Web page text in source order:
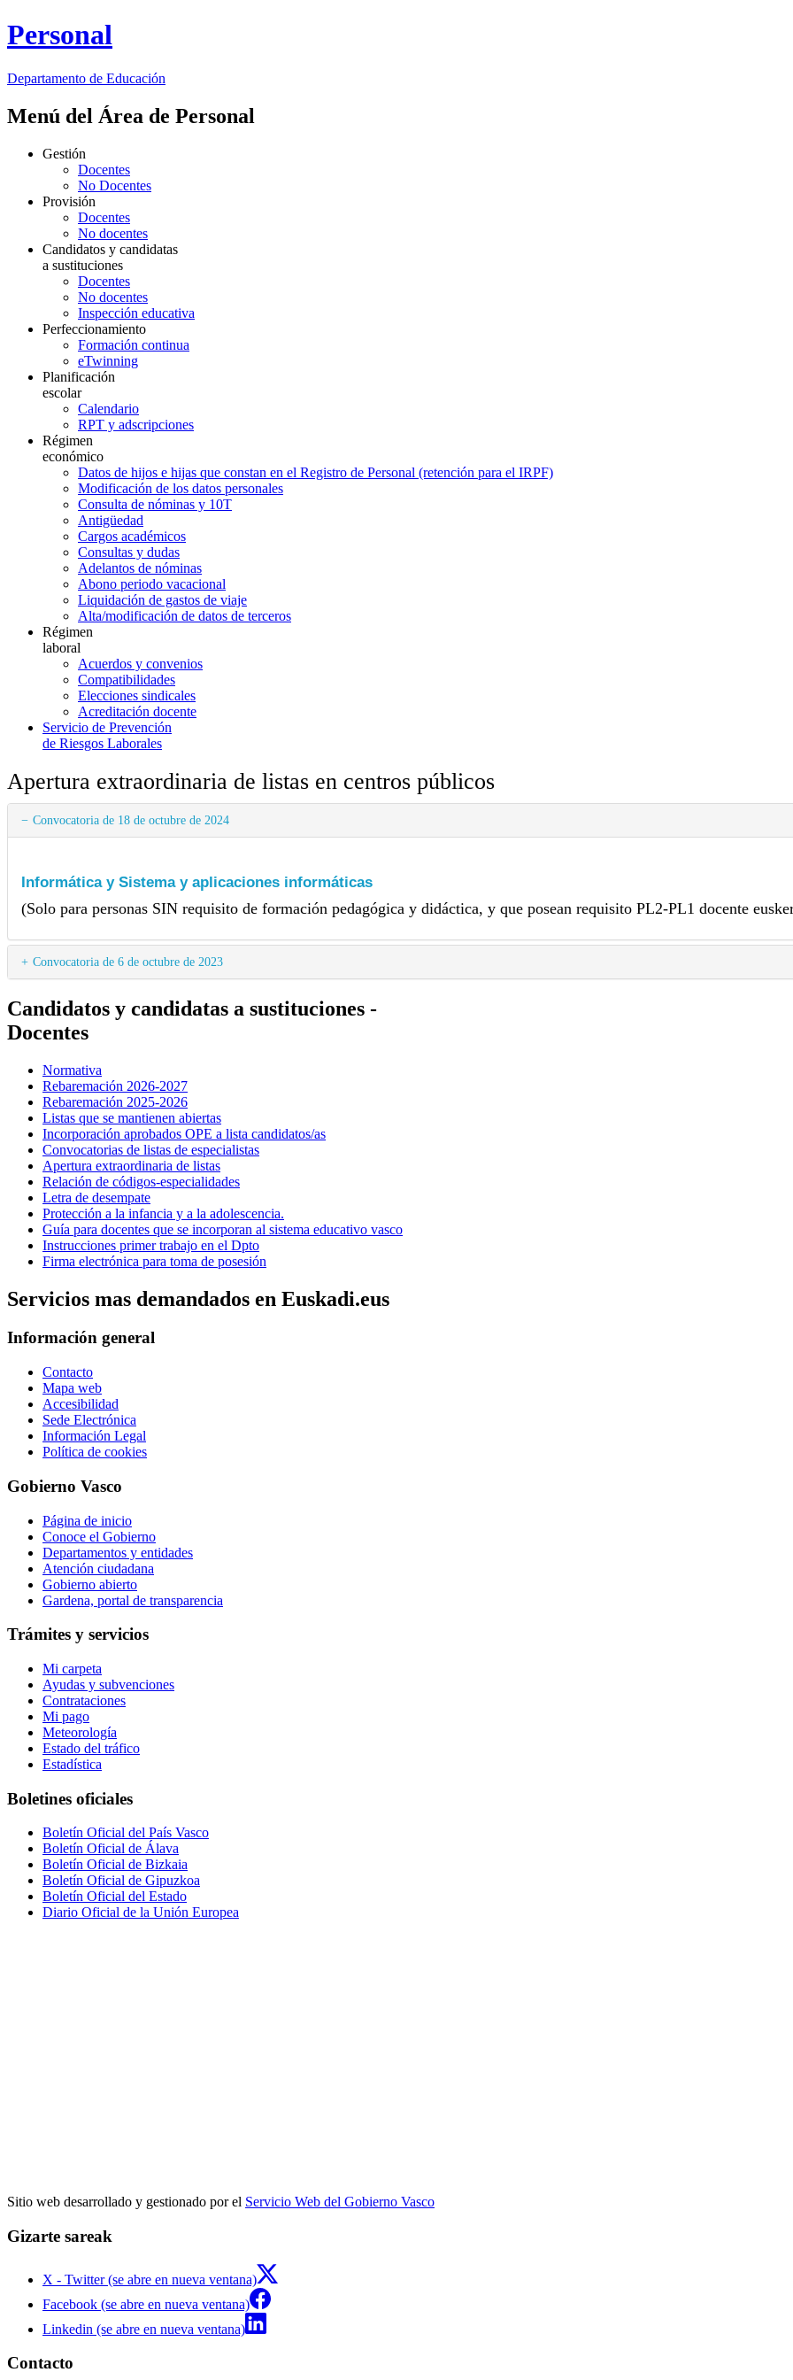
Personal
Departamento de Educación
Menú del Área de Personal
Gestión
Docentes
No Docentes
Provisión
Docentes
No docentes
Candidatos y candidatas
a sustituciones
Docentes
No docentes
Inspección educativa
Perfeccionamiento
Formación continua
eTwinning
Planificación
escolar
Calendario
RPT y adscripciones
Régimen
económico
Datos de hijos e hijas que constan en el Registro de Personal (retención para el IRPF)
Modificación de los datos personales
Consulta de nóminas y 10T
Antigüedad
Cargos académicos
Consultas y dudas
Adelantos de nóminas
Abono periodo vacacional
Liquidación de gastos de viaje
Alta/modificación de datos de terceros
Régimen
laboral
Acuerdos y convenios
Compatibilidades
Elecciones sindicales
Acreditación docente
Servicio de Prevención
de Riesgos Laborales
Apertura extraordinaria de listas en centros públicos
Convocatoria de 18 de octubre de 2024
Informática y Sistema y aplicaciones informáticas
(Solo para personas SIN requisito de formación pedagógica y didáctica, y que posean requisito PL2-PL1 docente
Convocatoria de 6 de octubre de 2023
Candidatos y candidatas a sustituciones -
Docentes
Normativa
Rebaremación 2026-2027
Rebaremación 2025-2026
Listas que se mantienen abiertas
Incorporación aprobados OPE a lista candidatos/as
Convocatorias de listas de especialistas
Apertura extraordinaria de listas
Relación de códigos-especialidades
Letra de desempate
Protección a la infancia y a la adolescencia.
Guía para docentes que se incorporan al sistema educativo vasco
Instrucciones primer trabajo en el Dpto
Firma electrónica para toma de posesión
Servicios mas demandados en Euskadi.eus
Información general
Contacto
Mapa web
Accesibilidad
Sede Electrónica
Información Legal
Política de cookies
Gobierno Vasco
Página de inicio
Conoce el Gobierno
Departamentos y entidades
Atención ciudadana
Gobierno abierto
Gardena, portal de transparencia
Trámites y servicios
Mi carpeta
Ayudas y subvenciones
Contrataciones
Mi pago
Meteorología
Estado del tráfico
Estadística
Boletines oficiales
Boletín Oficial del País Vasco
Boletín Oficial de Álava
Boletín Oficial de Bizkaia
Boletín Oficial de Gipuzkoa
Boletín Oficial del Estado
Diario Oficial de la Unión Europea
Sitio web desarrollado y gestionado por el Servicio Web del Gobierno Vasco
Gizarte sareak
X - Twitter (se abre en nueva ventana)
Facebook (se abre en nueva ventana)
Linkedin (se abre en nueva ventana)
Contacto